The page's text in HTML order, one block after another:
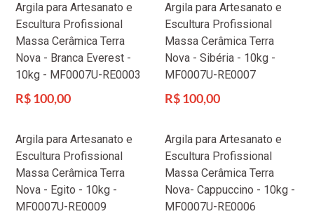
Argila para Artesanato e
Escultura Profissional
Massa Cerâmica Terra
Nova - Branca Everest -
10kg - MF0007U-RE0003
Preço
R$ 100,00
Argila para Artesanato e
Escultura Profissional
Massa Cerâmica Terra
Nova - Sibéria - 10kg -
MF0007U-RE0007
Preço
R$ 100,00
Argila para Artesanato e
Escultura Profissional
Massa Cerâmica Terra
Nova - Egito - 10kg -
MF0007U-RE0009
Argila para Artesanato e
Escultura Profissional
Massa Cerâmica Terra
Nova- Cappuccino - 10kg -
MF0007U-RE0006